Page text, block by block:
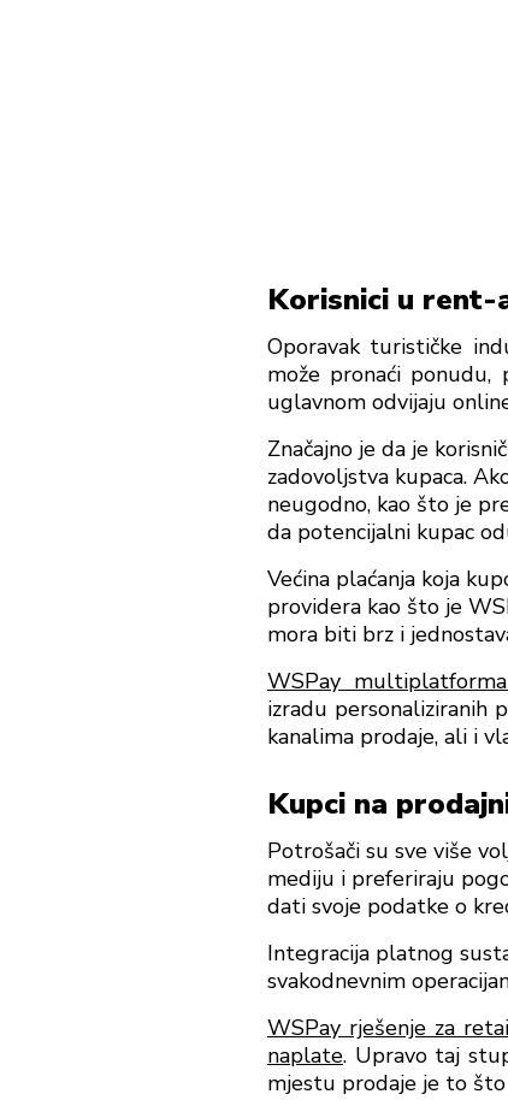
Korisnici u rent-
Oporavak turističke
može pronaći ponudu,
uglavnom odvijaju
Značajno je da je
zadovoljstva kupaca.
neugodno, kao što je
da potencijalni kupac
Većina plaćanja koja
providera kao što je
mora biti brz i
WSPay
izradu personaliziranih
kanalima prodaje, ali i
Kupci na
Potrošači su sve više
mediju i preferiraju
dati svoje podatke o
Integracija platnog
svakodnevnim
WSPay rješenje za
naplate. Upravo taj
mjestu prodaje je to što